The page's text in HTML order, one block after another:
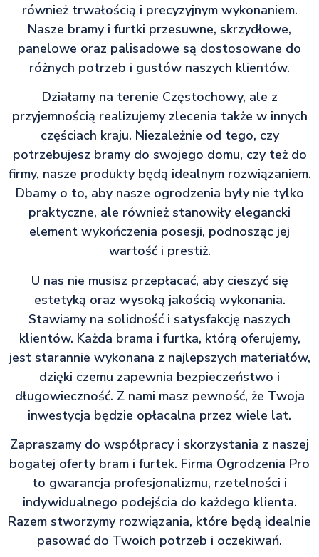
również trwałością i precyzyjnym wykonaniem.
Nasze bramy i furtki przesuwne, skrzydłowe,
panelowe oraz palisadowe są dostosowane do
różnych potrzeb i gustów naszych klientów.
Działamy na terenie Częstochowy, ale z
przyjemnością realizujemy zlecenia także w innych
częściach kraju. Niezależnie od tego, czy
potrzebujesz bramy do swojego domu, czy też do
firmy, nasze produkty będą idealnym rozwiązaniem.
Dbamy o to, aby nasze ogrodzenia były nie tylko
praktyczne, ale również stanowiły elegancki
element wykończenia posesji, podnosząc jej
wartość i prestiż.
U nas nie musisz przepłacać, aby cieszyć się
estetyką oraz wysoką jakością wykonania.
Stawiamy na solidność i satysfakcję naszych
klientów. Każda brama i furtka, którą oferujemy,
jest starannie wykonana z najlepszych materiałów,
dzięki czemu zapewnia bezpieczeństwo i
długowieczność. Z nami masz pewność, że Twoja
inwestycja będzie opłacalna przez wiele lat.
Zapraszamy do współpracy i skorzystania z naszej
bogatej oferty bram i furtek. Firma Ogrodzenia Pro
to gwarancja profesjonalizmu, rzetelności i
indywidualnego podejścia do każdego klienta.
Razem stworzymy rozwiązania, które będą idealnie
pasować do Twoich potrzeb i oczekiwań.